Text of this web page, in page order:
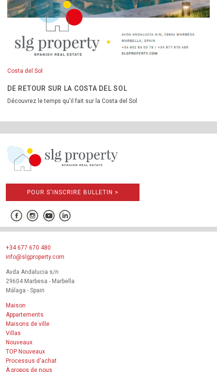
Costa del Sol
DE RETOUR SUR LA COSTA DEL SOL
Découvrez le temps qu'il fait sur la Costa del Sol
POUR S'INSCRIRE BULLETIN >
+34 677 670 480
info@slgproperty.com
Avda Andalucia s/n
29604 Marbesa - Marbella
Málaga - Spain
Maison
Appartements
Maisons de ville
Villas
Nouveaux
TOP Nouveaux
Processus d'achat
À propos de nous